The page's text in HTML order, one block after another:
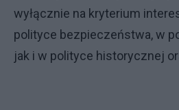
wyłącznie na kryterium
polityce bezpieczeństwa, w
jak i w polityce historycznej